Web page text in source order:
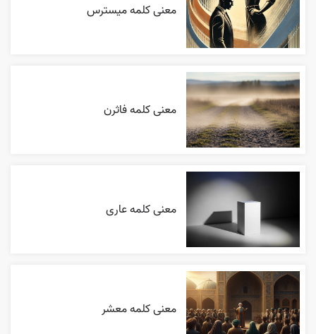
معنی کلمه میسترس
معنی کلمه فاثرن
معنی کلمه عاری
معنی کلمه معشر